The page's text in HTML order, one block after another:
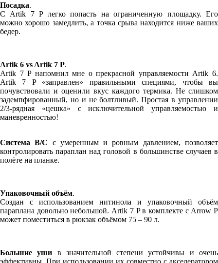
Посадка.
С Artik 7 P легко попасть на ограниченную площадку. Его
можно хорошо замедлить, а точка срыва находится ниже ваших
бедер.
Artik 6 vs Artik 7 P.
Artik 7 P напомнил мне о прекрасной управляемости Artik 6.
Artik 7 P «заправлен» правильными специями, чтобы вы
почувствовали и оценили вкус каждого термика. Не слишком
задемпфированный, но и не болтливый. Простая в управлении
2/3-рядная «цешка» с исключительной управляемостью и
маневренностью!
Система B/C с умеренным и ровным давлением, позволяет
контролировать параплан над головой в большинстве случаев в
полёте на планке.
Упаковочный объём.
Создан с использованием нитинола и упаковочный объём
параплана довольно небольшой. Artik 7 P в комплекте с Arrow P
может поместиться в рюкзак объёмом 75 – 90 л.
Большие уши в значительной степени устойчивы и очень
эффективны. При использовании их совместно с акселератором